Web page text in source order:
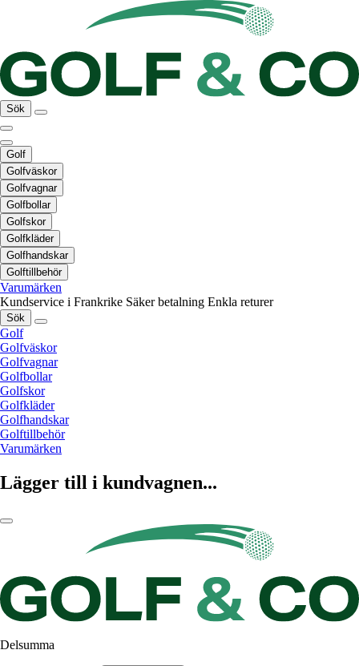
Sök
Golf
Golfväskor
Golfvagnar
Golfbollar
Golfskor
Golfkläder
Golfhandskar
Golftillbehör
Varumärken
Kundservice i Frankrike Säker betalning Enkla returer
Sök
Golf
Golfväskor
Golfvagnar
Golfbollar
Golfskor
Golfkläder
Golfhandskar
Golftillbehör
Varumärken
Lägger till i kundvagnen...
Delsumma